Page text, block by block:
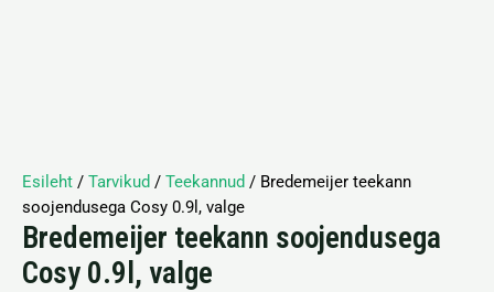
Esileht / Tarvikud / Teekannud / Bredemeijer teekann
soojendusega Cosy 0.9l, valge
Bredemeijer teekann soojendusega
Cosy 0.9l, valge